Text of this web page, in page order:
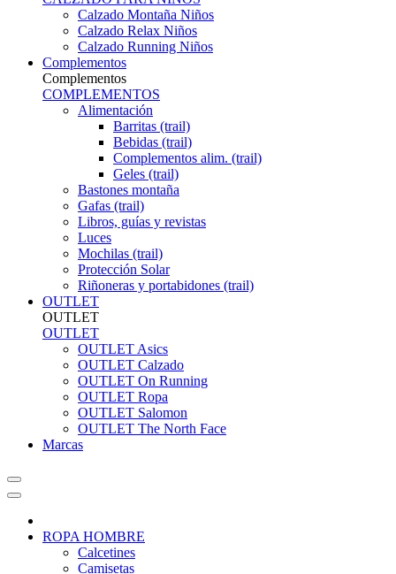
Calzado Montaña Niños
Calzado Relax Niños
Calzado Running Niños
Complementos
Complementos
COMPLEMENTOS
Alimentación
Barritas (trail)
Bebidas (trail)
Complementos alim. (trail)
Geles (trail)
Bastones montaña
Gafas (trail)
Libros, guías y revistas
Luces
Mochilas (trail)
Protección Solar
Riñoneras y portabidones (trail)
OUTLET
OUTLET
OUTLET
OUTLET Asics
OUTLET Calzado
OUTLET On Running
OUTLET Ropa
OUTLET Salomon
OUTLET The North Face
Marcas
ROPA HOMBRE
Calcetines
Camisetas